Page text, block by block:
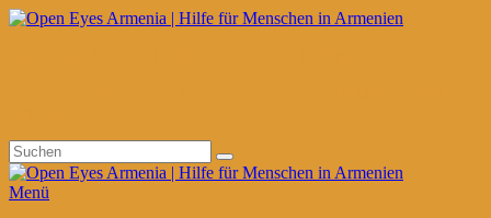
Zum
Suchen
nach:
Suchen
Menü